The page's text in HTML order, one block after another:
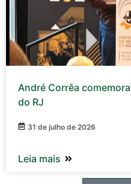
André Corrêa
do RJ
31 de julho de 2026
Leia mais